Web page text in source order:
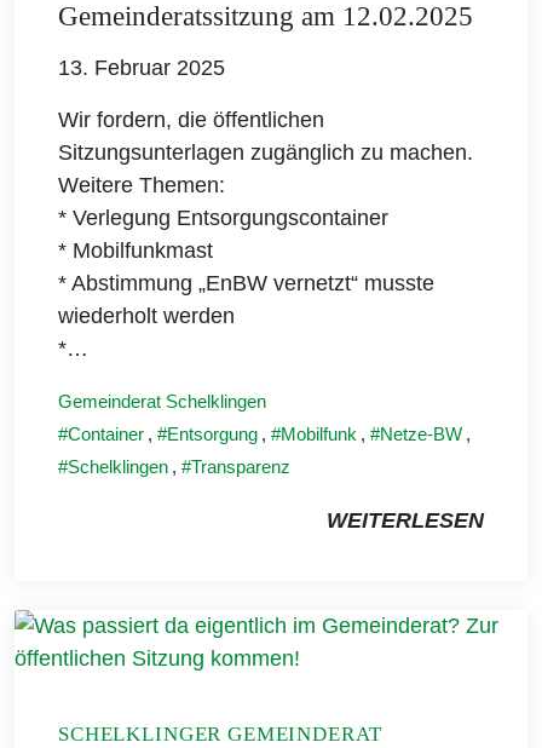
Gemeinderatssitzung am 12.02.2025
13. Februar 2025
Wir fordern, die öffentlichen
Sitzungsunterlagen zugänglich zu machen.
Weitere Themen:
* Verlegung Entsorgungscontainer
* Mobilfunkmast
* Abstimmung „EnBW vernetzt“ musste
wiederholt werden
*…
Gemeinderat Schelklingen
Container , Entsorgung , Mobilfunk , Netze-BW ,
Schelklingen , Transparenz
WEITERLESEN
SCHELKLINGER GEMEINDERAT